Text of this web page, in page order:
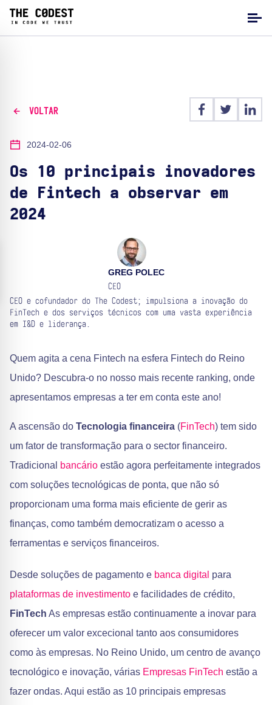
VOLTAR
2024-02-06
Os 10 principais inovadores
de Fintech a observar em
2024
GREG POLEC
CEO
CEO e cofundador do The Codest; impulsiona a inovação do
FinTech e dos serviços técnicos com uma vasta experiência
em I&D e liderança.
Quem agita a cena Fintech na esfera Fintech do Reino
Unido? Descubra-o no nosso mais recente ranking, onde
apresentamos empresas a ter em conta este ano!
A ascensão do Tecnologia financeira (FinTech) tem sido
um fator de transformação para o sector financeiro.
Tradicional
bancário estão agora perfeitamente integrados
com soluções tecnológicas de ponta, que não só
proporcionam uma forma mais eficiente de gerir as
finanças, como também democratizam o acesso a
ferramentas e serviços financeiros.
Desde soluções de pagamento e banca digital para
plataformas de investimento e facilidades de crédito,
FinTech As empresas estão continuamente a inovar para
oferecer um valor excecional tanto aos consumidores
como às empresas. No Reino Unido, um centro de avanço
tecnológico e inovação, várias Empresas FinTech estão a
fazer ondas. Aqui estão as 10 principais empresas